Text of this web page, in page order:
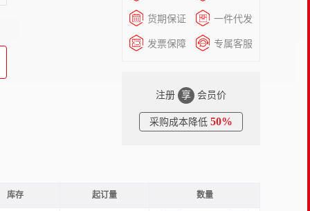
货期保证 一件代发
发票保障 专属客服
注册 享 会员价
采购成本降低 50%
库存 起订量 数量